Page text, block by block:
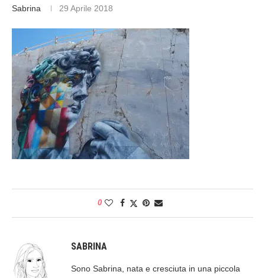
Sabrina 29 Aprile 2018
0
SABRINA
Sono Sabrina, nata e cresciuta in una piccola